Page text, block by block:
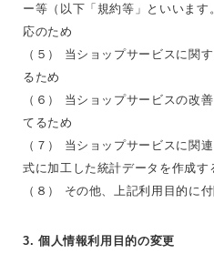
ー等（以下「規約等」といいま
応のため
（５） 当ショップサービスに関
るため
（６） 当ショップサービスの改
てるため
（７） 当ショップサービスに関
式に加工した統計データを作成す
（８） その他、上記利用目的に
3. 個人情報利用目的の変更